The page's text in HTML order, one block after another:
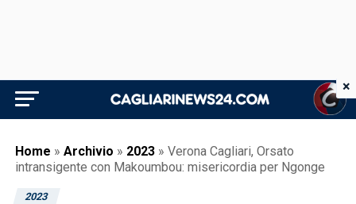
Home » Archivio » 2023 » Verona Cagliari, Orsato
intransigente con Makoumbou: misericordia per Ngonge
2023
×